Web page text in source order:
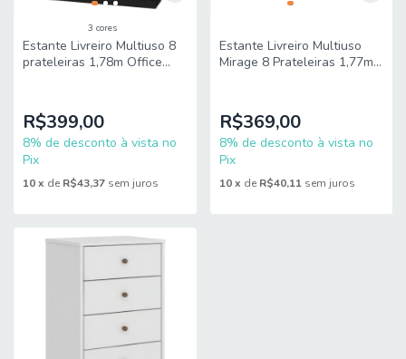
3 cores
Estante Livreiro Multiuso 8
prateleiras 1,78m Office
R$399,00
8% de desconto à vista no
Pix
10x de R$43,37 sem juros
Estante Livreiro Multiuso
Mirage 8 Prateleiras 1,77m
R$369,00
8% de desconto à vista no
Pix
10 x de R$40,11 sem juros